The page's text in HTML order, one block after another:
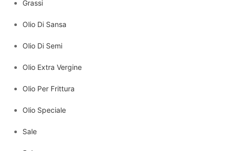
Grassi
Olio Di Sansa
Olio Di Semi
Olio Extra Vergine
Olio Per Frittura
Olio Speciale
Sale